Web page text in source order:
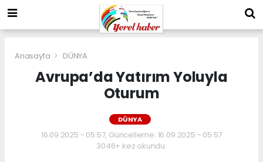
Anasayfa DÜNYA
Avrupa’da Yatırım Yoluyla
Oturum
DÜNYA
16.09.2025 - 05:57, Güncelleme: 16.09.2025 - 05:57
3046+ kez okundu.